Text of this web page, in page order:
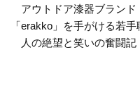
アウトドア漆器ブランド
「erakko」を手がける若手
人の絶望と笑いの奮闘記